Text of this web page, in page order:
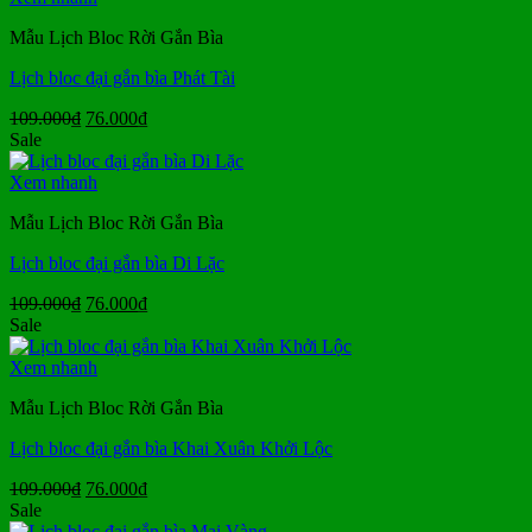
Mẫu Lịch Bloc Rời Gắn Bìa
Lịch bloc đại gắn bìa Phát Tài
109.000₫ Giá
là:
109.000₫.
76.000₫Giá
tại
Sale
Xem nhanh
Mẫu Lịch Bloc Rời Gắn Bìa
Lịch bloc đại gắn bìa Di Lặc
109.000₫ Giá
là:
109.000₫.
76.000₫Giá
tại
Sale
Xem nhanh
Mẫu Lịch Bloc Rời Gắn Bìa
Lịch bloc đại gắn bìa Khai Xuân Khởi Lộc
109.000₫ Giá
76.000₫Giá
Sale